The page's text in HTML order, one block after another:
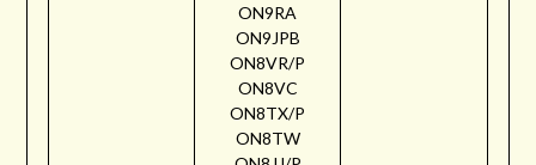
ON9RA
ON9JPB
ON8VR/P
ON8VC
ON8TX/P
ON8TW